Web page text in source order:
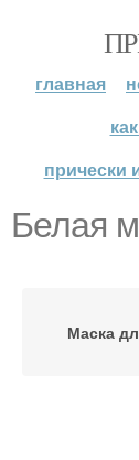
главная
прически
Белая
Маска